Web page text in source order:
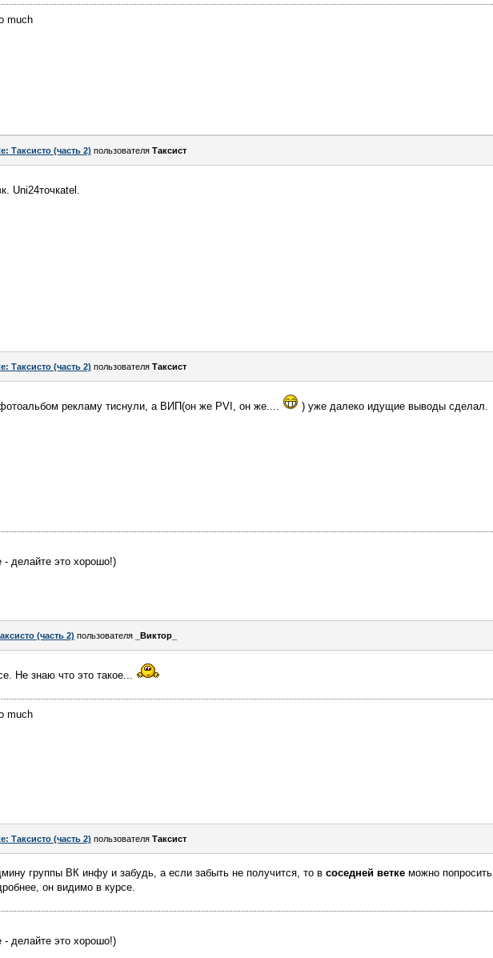
much
Таксисто (часть 2) пользователя Таксист
Uni24точкаtel.
Таксисто (часть 2) пользователя Таксист
рекламу тиснули, а ВИП(он же PVI, он же.... ) уже далеко идущие выводы сделал.
- делайте это хорошо!)
(часть 2) пользователя _Виктор_
Не знаю что это такое...
much
Таксисто (часть 2) пользователя Таксист
группы ВК инфу и забудь, а если забыть не получится, то в соседней ветке можно попросить
он видимо в курсе.
- делайте это хорошо!)